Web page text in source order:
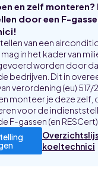
en zelf monteren?
door een F-
van een
in het kader van
worden door
bedrijven. Dit in
verordening (eu) 517/
monteer je deze zelf,
voor de
F-gassen (en
koeltechnici